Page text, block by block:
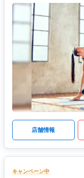
店舗情報
キャンペーン中